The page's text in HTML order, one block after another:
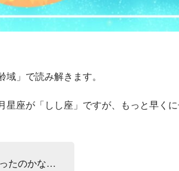
域」で読み解きます。
星座が「しし座」ですが、もっと早く
たのかな…